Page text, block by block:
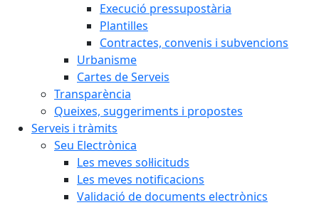
Execució pressupostària
Plantilles
Contractes, convenis i subvencions
Urbanisme
Cartes de Serveis
Transparència
Queixes, suggeriments i propostes
Serveis i tràmits
Seu Electrònica
Les meves sol·licituds
Les meves notificacions
Validació de documents electrònics